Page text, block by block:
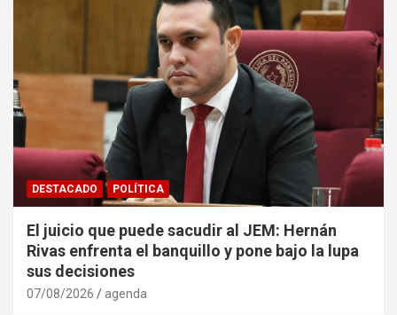
DESTACADO POLÍTICA
El juicio que puede sacudir al JEM: Hernán
Rivas enfrenta el banquillo y pone bajo la lupa
sus decisiones
07/08/2026 agenda